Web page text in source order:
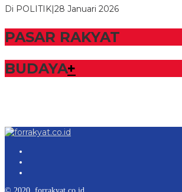
Di POLITIK|28 Januari 2026
PASAR RAKYAT
BUDAYA+